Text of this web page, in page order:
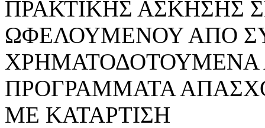
ΠΡΑΚΤΙΚΗΣ ΑΣΚΗΣΗΣ
ΩΦΕΛΟΥΜΕΝΟΥ ΑΠΟ
ΧΡΗΜΑΤΟΔΟΤΟΥΜΕΝΑ
ΠΡΟΓΡΑΜΜΑΤΑ
ΜΕ ΚΑΤΑΡΤΙΣΗ